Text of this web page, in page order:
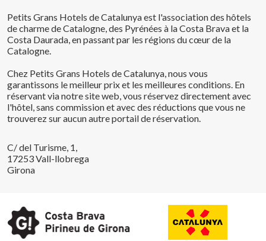
Petits Grans Hotels de Catalunya est l'association des hôtels
de charme de Catalogne, des Pyrénées à la Costa Brava et la
Costa Daurada, en passant par les régions du cœur de la
Catalogne.
Chez Petits Grans Hotels de Catalunya, nous vous
garantissons le meilleur prix et les meilleures conditions. En
réservant via notre site web, vous réservez directement avec
l'hôtel, sans commission et avec des réductions que vous ne
trouverez sur aucun autre portail de réservation.
C/ del Turisme, 1,
17253 Vall-llobrega
Girona